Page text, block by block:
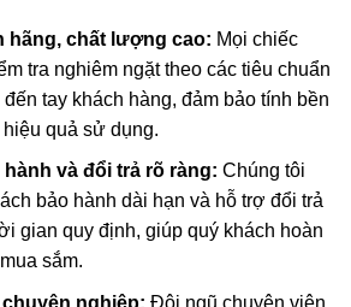
hãng, chất lượng cao: Mọi chiếc
tra nghiêm ngặt theo các tiêu chuẩn
tay khách hàng, đảm bảo tính bền
quả sử dụng.
và đổi trả rõ ràng: Chúng tôi
bảo hành dài hạn và hỗ trợ đổi trả
gian quy định, giúp quý khách hoàn
sắm.
nghiệp: Đội ngũ chuyên viên